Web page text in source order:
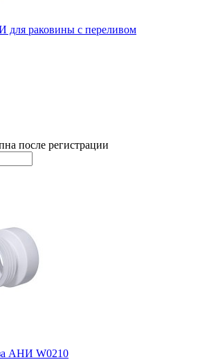
для раковины с переливом
после регистрации
АНИ W0210